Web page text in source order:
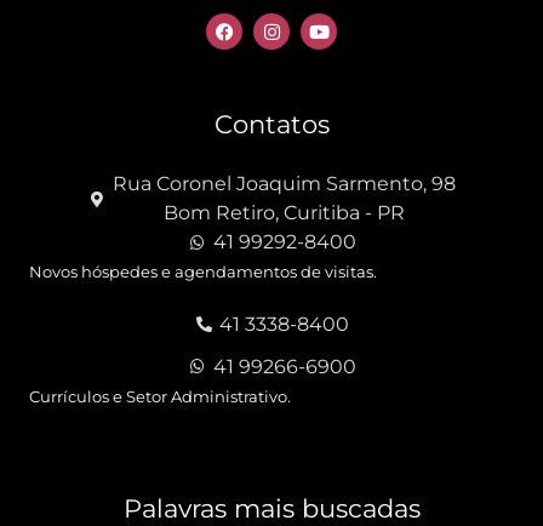
Contatos
Rua Coronel Joaquim Sarmento, 98
Bom Retiro, Curitiba - PR
41 99292-8400
Novos hóspedes e agendamentos de visitas.
41 3338-8400
41 99266-6900
Currículos e Setor Administrativo.
Palavras mais buscadas